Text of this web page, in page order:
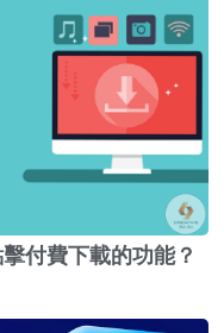
付費下載的功能？